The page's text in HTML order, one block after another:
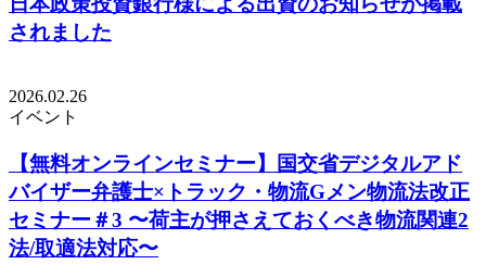
されました
2026.02.26
イベント
【無料オンラインセミナー】国交省デジタルアド
バイザー弁護士×トラック・物流Gメン物流法改正
セミナー＃3 〜荷主が押さえておくべき物流関連2
法/取適法対応〜